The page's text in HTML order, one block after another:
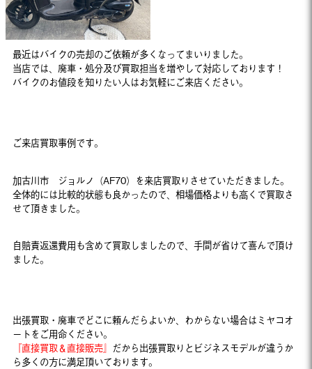
最近はバイクの売却のご依頼が多くなってまいりました。
当店では、廃車・処分及び買取担当を増やして対応しております！
バイクのお値段を知りたい人はお気軽にご来店ください。
ご来店買取事例です。
加古川市 ジョルノ（AF70）を来店買取りさせていただきました。
全体的には比較的状態も良かったので、相場価格よりも高くで買取さ
せて頂きました。
自賠責返還費用も含めて買取しましたので、手間が省けて喜んで頂け
ました。
出張買取・廃車でどこに頼んだらよいか、わからない場合はミヤコオ
ートをご用命ください。
『直接買取＆直接販売』 だから出張買取りとビジネスモデルが違うか
ら多くの方に満足頂いております。